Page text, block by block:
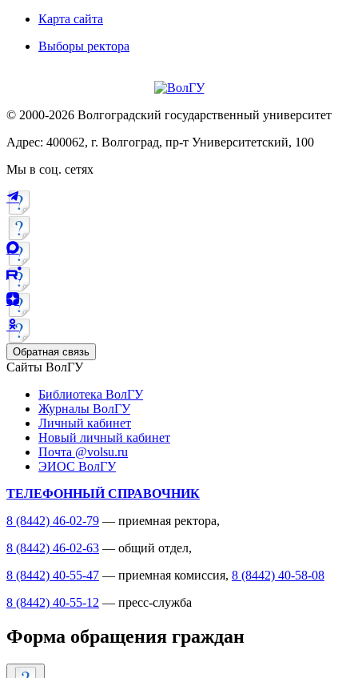
Карта сайта
Выборы ректора
© 2000-2026 Волгоградский государственный университет
Адрес: 400062, г. Волгоград, пр-т Университетский, 100
Мы в соц. сетях
Обратная связь
Сайты ВолГУ
Библиотека ВолГУ
Журналы ВолГУ
Личный кабинет
Новый личный кабинет
Почта @volsu.ru
ЭИОС ВолГУ
ТЕЛЕФОННЫЙ СПРАВОЧНИК
8 (8442) 46-02-79 — приемная ректора,
8 (8442) 46-02-63 — общий отдел,
8 (8442) 40-55-47 — приемная комиссия, 8 (8442) 40-58-08
8 (8442) 40-55-12 — пресс-служба
Форма обращения граждан